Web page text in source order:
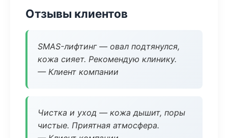
Отзывы клиентов
SMAS-лифтинг — овал подтянулся,
кожа сияет. Рекомендую клинику.
— Клиент компании
Чистка и уход — кожа дышит, поры
чистые. Приятная атмосфера.